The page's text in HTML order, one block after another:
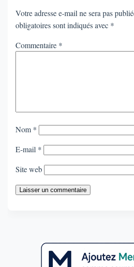
Votre adresse e-mail ne sera pas
obligatoires sont indiqués avec *
Commentaire *
Nom *
E-mail *
Site web
Laisser un commentaire